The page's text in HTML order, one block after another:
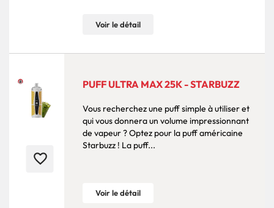
Voir le détail
favorite_border
PUFF ULTRA MAX 25K - STARBUZZ
Vous recherchez une puff simple à utiliser et
qui vous donnera un volume impressionnant
de vapeur ? Optez pour la puff américaine
Starbuzz ! La puff...
Voir le détail